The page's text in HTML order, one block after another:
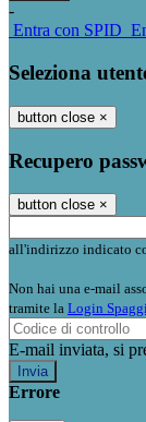
-
Entra con SPID
Seleziona
button close ×
Recupero
button close ×
all'indirizzo indicato
Non hai una e-mail
tramite la Login
E-mail inviata, si
Errore